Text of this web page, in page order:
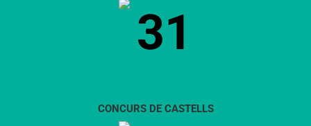
31
CONCURS DE CASTELLS